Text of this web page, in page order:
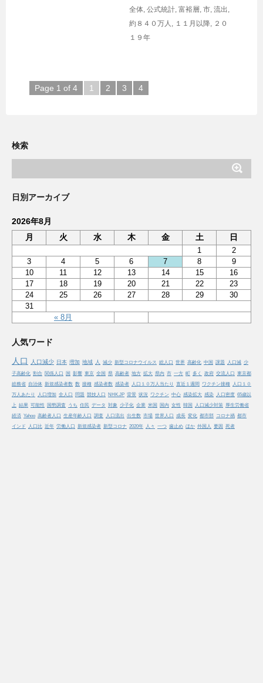
全体, 公式統計, 富裕層, 市, 流出 ,
約８４０万人 , １１月以降, ２０
１９年
Page 1 of 4 1 2 3 4
検索
日別アーカイブ
2026年8月
月
火 水 木 金 土 日
« 8月
1
2
3
4 5 6 7 8
9
10
11 12 13 14 15
16
17
18 19 20 21 22
23
24
25 26 27 28 29
30
31
人気ワード
人口
人口減少 日本 増加 地域 人 減少 新型コロナウイルス 総人口 世界 高齢化 中国 課題 人口減 少
子高齢化 割合 関係人口 国 影響 東京 全国 県 高齢者 地方 拡大 県内 市 一方 町 多く 政府 交流人口 東京都
総務省 自治体 新規感染者数 数 接種 感染者数 感染者 人口１０万人当たり 直近１週間 ワクチン接種 人口１０
万人あたり
人口増加 全人口 問題 競技人口 NHK.JP 背景 状況 ワクチン 中心 感染拡大 感染 人口密度 65歳以
上 結果 可能性 国勢調査 うち 住民 データ 対象 少子化 企業 米国 国内 女性 韓国 人口減少対策
厚生労働省
経済 Yahoo 高齢者人口 生産年齢人口 調査 人口流出 出生数 市場 世界人口 成長 変化 都市部 コロナ禍 都市
インド
人口比 近年 労働人口 新規感染者 新型コロナ 2020年 人々 一つ 歯止め ほか 外国人 要因 死者